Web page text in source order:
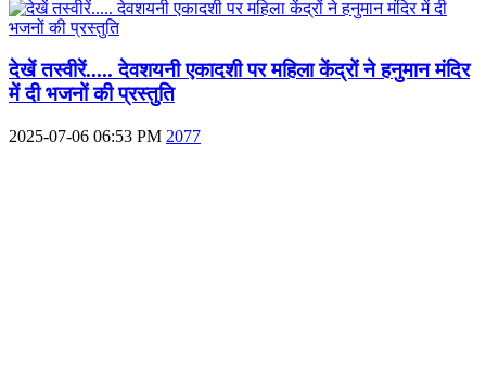
देखें तस्वीरें..... देवशयनी एकादशी पर महिला केंद्रों ने हनुमान मंदिर
में दी भजनों की प्रस्तुति
2025-07-06 06:53 PM 2077